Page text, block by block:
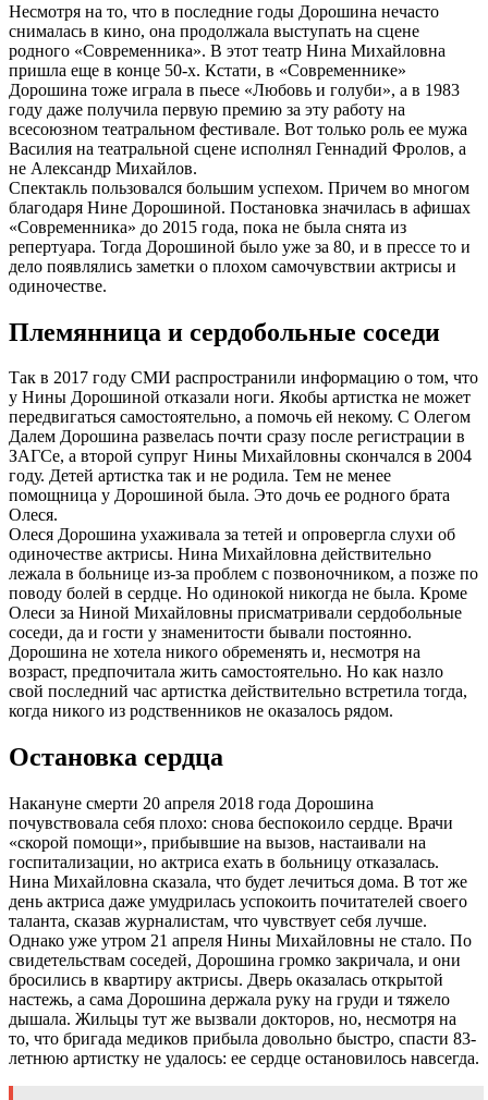
Несмотря на то, что в последние годы Дорошина нечасто
снималась в кино, она продолжала выступать на сцене
родного «Современника». В этот театр Нина Михайловна
пришла еще в конце 50-х. Кстати, в «Современнике»
Дорошина тоже играла в пьесе «Любовь и голуби», а в 1983
году даже получила первую премию за эту работу на
всесоюзном театральном фестивале. Вот только роль ее мужа
Василия на театральной сцене исполнял Геннадий Фролов, а
не Александр Михайлов.
Спектакль пользовался большим успехом. Причем во многом
благодаря Нине Дорошиной. Постановка значилась в афишах
«Современника» до 2015 года, пока не была снята из
репертуара. Тогда Дорошиной было уже за 80, и в прессе то и
дело появлялись заметки о плохом самочувствии актрисы и
одиночестве.
Племянница и сердобольные соседи
Так в 2017 году СМИ распространили информацию о том, что
у Нины Дорошиной отказали ноги. Якобы артистка не может
передвигаться самостоятельно, а помочь ей некому. С Олегом
Далем Дорошина развелась почти сразу после регистрации в
ЗАГСе, а второй супруг Нины Михайловны скончался в 2004
году. Детей артистка так и не родила. Тем не менее
помощница у Дорошиной была. Это дочь ее родного брата
Олеся.
Олеся Дорошина ухаживала за тетей и опровергла слухи об
одиночестве актрисы. Нина Михайловна действительно
лежала в больнице из-за проблем с позвоночником, а позже по
поводу болей в сердце. Но одинокой никогда не была. Кроме
Олеси за Ниной Михайловны присматривали сердобольные
соседи, да и гости у знаменитости бывали постоянно.
Дорошина не хотела никого обременять и, несмотря на
возраст, предпочитала жить самостоятельно. Но как назло
свой последний час артистка действительно встретила тогда,
когда никого из родственников не оказалось рядом.
Остановка сердца
Накануне смерти 20 апреля 2018 года Дорошина
почувствовала себя плохо: снова беспокоило сердце. Врачи
«скорой помощи», прибывшие на вызов, настаивали на
госпитализации, но актриса ехать в больницу отказалась.
Нина Михайловна сказала, что будет лечиться дома. В тот же
день актриса даже умудрилась успокоить почитателей своего
таланта, сказав журналистам, что чувствует себя лучше.
Однако уже утром 21 апреля Нины Михайловны не стало. По
свидетельствам соседей, Дорошина громко закричала, и они
бросились в квартиру актрисы. Дверь оказалась открытой
настежь, а сама Дорошина держала руку на груди и тяжело
дышала. Жильцы тут же вызвали докторов, но, несмотря на
то, что бригада медиков прибыла довольно быстро, спасти 83-
летнюю артистку не удалось: ее сердце остановилось навсегда.